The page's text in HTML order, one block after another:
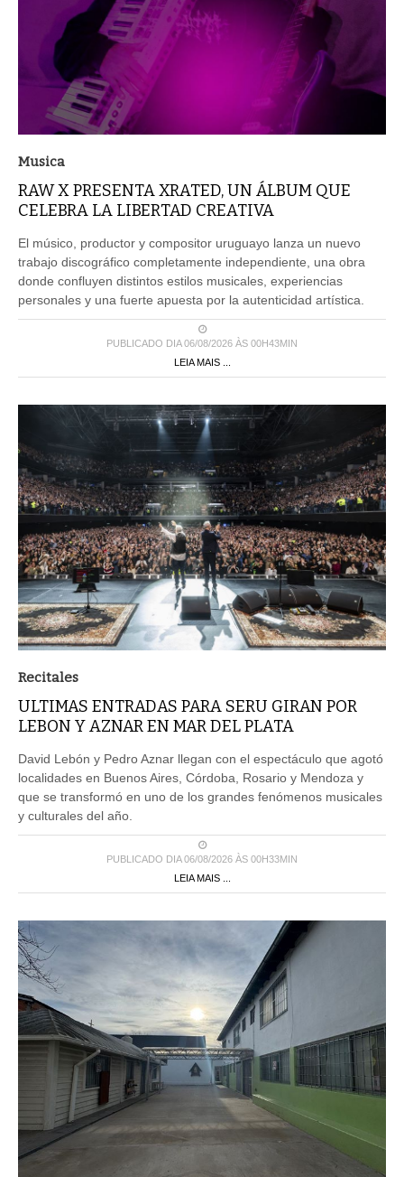
Musica
RAW X PRESENTA XRATED, UN ÁLBUM QUE
CELEBRA LA LIBERTAD CREATIVA
El músico, productor y compositor uruguayo lanza un nuevo
trabajo discográfico completamente independiente, una obra
donde confluyen distintos estilos musicales, experiencias
personales y una fuerte apuesta por la autenticidad artística.
PUBLICADO DIA 06/08/2026 ÀS 00H43MIN
LEIA MAIS ...
Recitales
ULTIMAS ENTRADAS PARA SERU GIRAN POR
LEBON Y AZNAR EN MAR DEL PLATA
David Lebón y Pedro Aznar llegan con el espectáculo que agotó
localidades en Buenos Aires, Córdoba, Rosario y Mendoza y
que se transformó en uno de los grandes fenómenos musicales
y culturales del año.
PUBLICADO DIA 06/08/2026 ÀS 00H33MIN
LEIA MAIS ...